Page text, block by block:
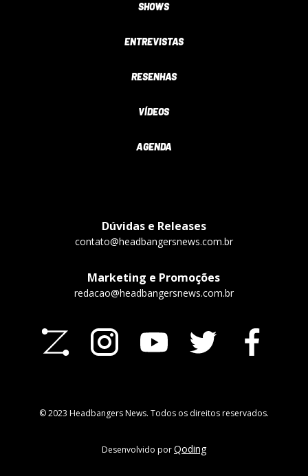
SHOWS
ENTREVISTAS
RESENHAS
VÍDEOS
AGENDA
Dúvidas e Releases
contato@headbangersnews.com.br
Marketing e Promoções
redacao@headbangersnews.com.br
© 2023 Headbangers News. Todos os direitos reservados.
Desenvolvido porQoding